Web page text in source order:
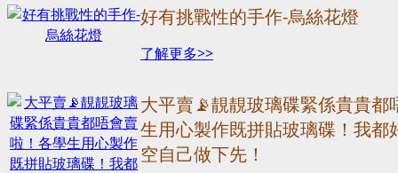
好有挑戰性的手作-烏絲花燈
了解更多>>
大平賣📡靚靚玻璃碟緊係貴貴都
生用心製作既拼貼玻璃碟！我都
空自己做下先！